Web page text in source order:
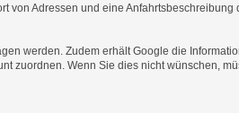
von Adressen und eine Anfahrtsbeschreibung
werden. Zudem erhält Google die
zuordnen. Wenn Sie dies nicht wünschen,